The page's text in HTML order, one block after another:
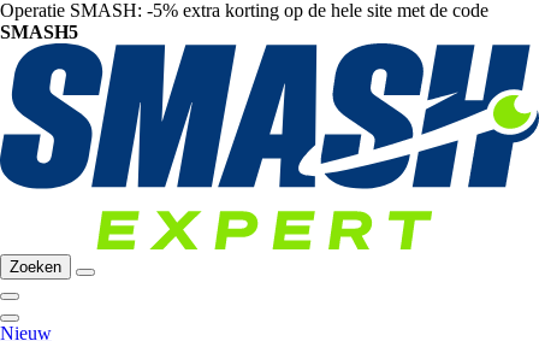
Operatie SMASH: -5% extra korting op de hele site met de code
SMASH5
Zoeken
Nieuw